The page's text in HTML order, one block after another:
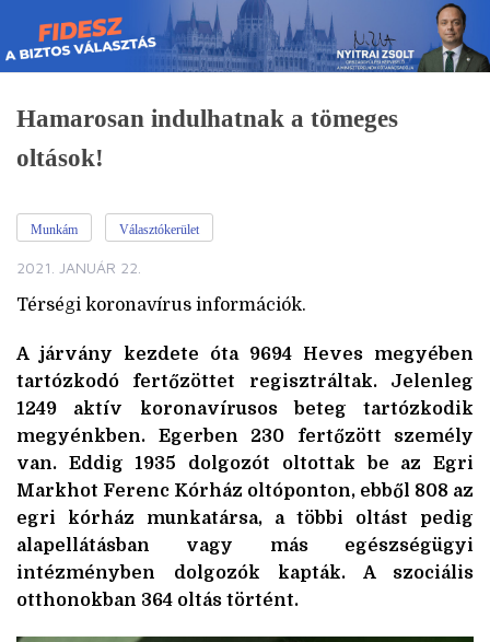
Skip
to
content
Hamarosan indulhatnak a tömeges
oltások!
Munkám Választókerület
2021. JANUÁR 22.
Térségi koronavírus információk.
A járvány kezdete óta 9694 Heves megyében
tartózkodó fertőzöttet regisztráltak. Jelenleg
1249 aktív koronavírusos beteg tartózkodik
megyénkben. Egerben 230 fertőzött személy
van. Eddig 1935 dolgozót oltottak be az Egri
Markhot Ferenc Kórház oltóponton, ebből 808 az
egri kórház munkatársa, a többi oltást pedig
alapellátásban vagy más egészségügyi
intézményben dolgozók kapták. A szociális
otthonokban 364 oltás történt.